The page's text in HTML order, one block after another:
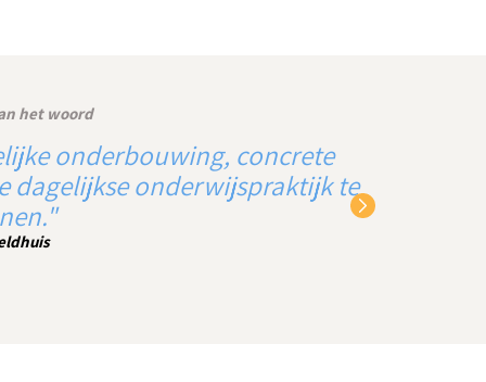
het woord
en motiveren om het
te halen."